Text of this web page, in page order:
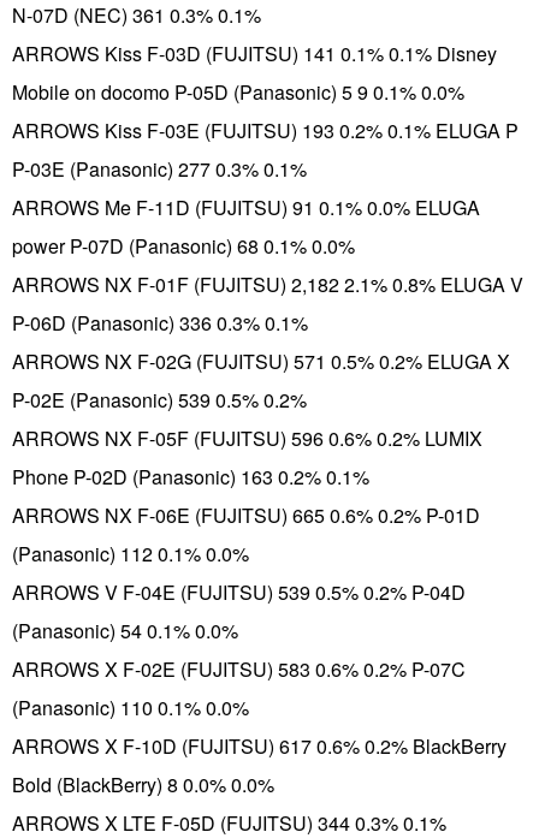
N-07D (NEC) 361 0.3% 0.1%
ARROWS Kiss F-03D (FUJITSU) 141 0.1% 0.1% Disney
Mobile on docomo P-05D (Panasonic) 5 9 0.1% 0.0%
ARROWS Kiss F-03E (FUJITSU) 193 0.2% 0.1% ELUGA P
P-03E (Panasonic) 277 0.3% 0.1%
ARROWS Me F-11D (FUJITSU) 91 0.1% 0.0% ELUGA
power P-07D (Panasonic) 68 0.1% 0.0%
ARROWS NX F-01F (FUJITSU) 2,182 2.1% 0.8% ELUGA V
P-06D (Panasonic) 336 0.3% 0.1%
ARROWS NX F-02G (FUJITSU) 571 0.5% 0.2% ELUGA X
P-02E (Panasonic) 539 0.5% 0.2%
ARROWS NX F-05F (FUJITSU) 596 0.6% 0.2% LUMIX
Phone P-02D (Panasonic) 163 0.2% 0.1%
ARROWS NX F-06E (FUJITSU) 665 0.6% 0.2% P-01D
(Panasonic) 112 0.1% 0.0%
ARROWS V F-04E (FUJITSU) 539 0.5% 0.2% P-04D
(Panasonic) 54 0.1% 0.0%
ARROWS X F-02E (FUJITSU) 583 0.6% 0.2% P-07C
(Panasonic) 110 0.1% 0.0%
ARROWS X F-10D (FUJITSU) 617 0.6% 0.2% BlackBerry
Bold (BlackBerry) 8 0.0% 0.0%
ARROWS X LTE F-05D (FUJITSU) 344 0.3% 0.1%